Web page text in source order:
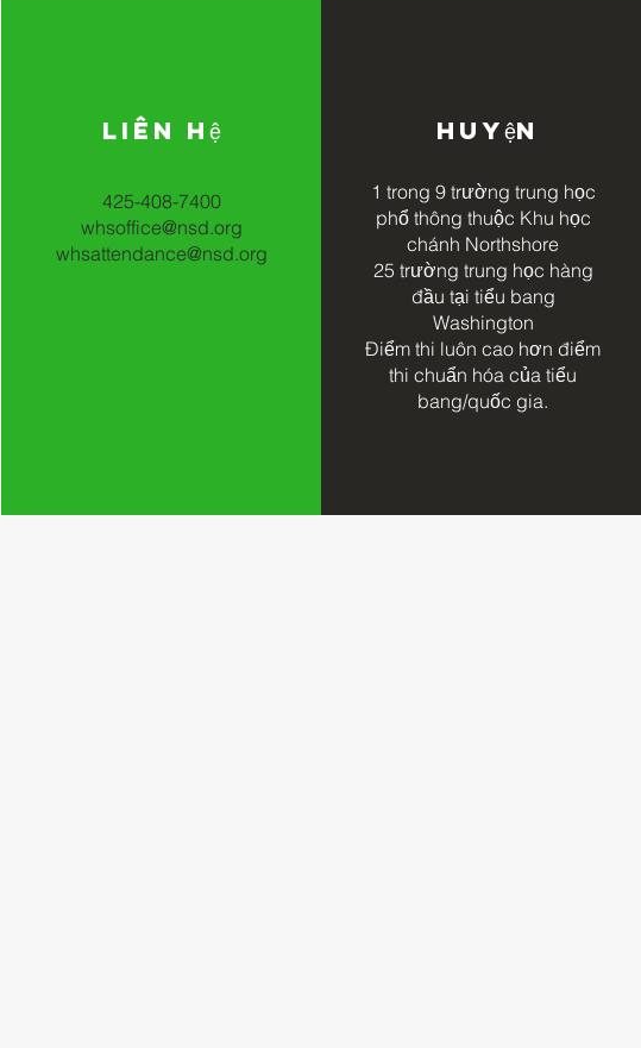
Liên hệ
425-408-7400
whsoffice@nsd.org
whsattendance@nsd.org
Huyện
1 trong 9 trường trung học
phổ thông thuộc Khu học
chánh Northshore
25 trường trung học hàng
đầu tại tiểu bang
Washington
Điểm thi luôn cao hơn điểm
thi chuẩn hóa của tiểu
bang/quốc gia.